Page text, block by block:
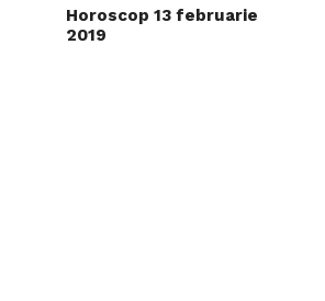
Horoscop 13 februarie
2019